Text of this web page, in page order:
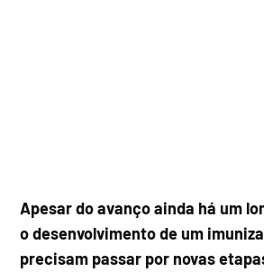
Apesar do avanço ainda há um
o desenvolvimento de um
precisam passar por novas